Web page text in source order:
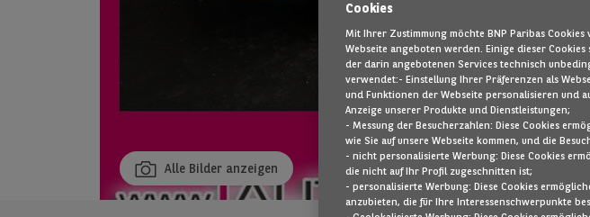
Alle Bilder anzeigen
Cookies
Mit Ihrer Zustimmung möchte BNP Paribas
Webseite angeboten werden. Einige dieser
der darin angebotenen Services technisch
verwendet: ​ - Einstellung Ihrer Präferenzen als
und Funktionen der Webseite personalisieren und
Anzeige unserer Produkte und Dienstleistungen;
- Messung der Besucherzahlen: Diese Cookies
wie Sie auf unsere Webseite kommen, und die
- nicht personalisierte Werbung: Diese Cookies
die nicht auf Ihr Profil zugeschnitten ist;
- personalisierte Werbung: Diese Cookies
anzubieten, die für Ihre Interessenschwerpunkte